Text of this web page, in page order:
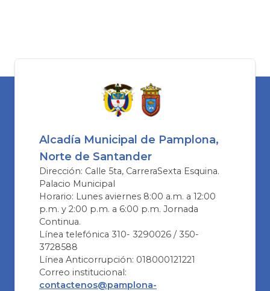
Alcadía Municipal de Pamplona,
Norte de Santander
Dirección: Calle 5ta, CarreraSexta Esquina.
Palacio Municipal
Horario: Lunes aviernes 8:00 a.m. a 12:00
p.m. y 2:00 p.m. a 6:00 p.m. Jornada
Continua.
Línea telefónica 310- 3290026 / 350-
3728588
Línea Anticorrupción: 018000121221
Correo institucional:
contactenos@pamplona-